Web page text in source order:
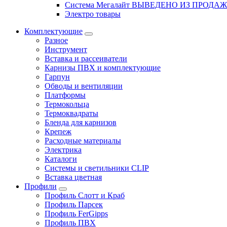
Система Мегалайт ВЫВЕДЕНО ИЗ
Электро товары
Комплектующие
Разное
Инструмент
Вставка и рассеиватели
Карнизы ПВХ и комплектующие
Гарпун
Обводы и вентиляции
Платформы
Термокольца
Термоквадраты
Бленда для карнизов
Крепеж
Расходные материалы
Электрика
Каталоги
Системы и светильники CLIP
Вставка цветная
Профили
Профиль Слотт и Краб
Профиль Парсек
Профиль FerGipps
Профиль ПВХ